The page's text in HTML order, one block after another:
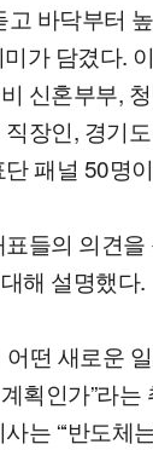
고 바닥부터
가 담겼다.
신혼부부,
장인, 경기
패널 50명
들의 의견을
해 설명했다.
어떤 새로운
획인가”라는
는 “‘반도체